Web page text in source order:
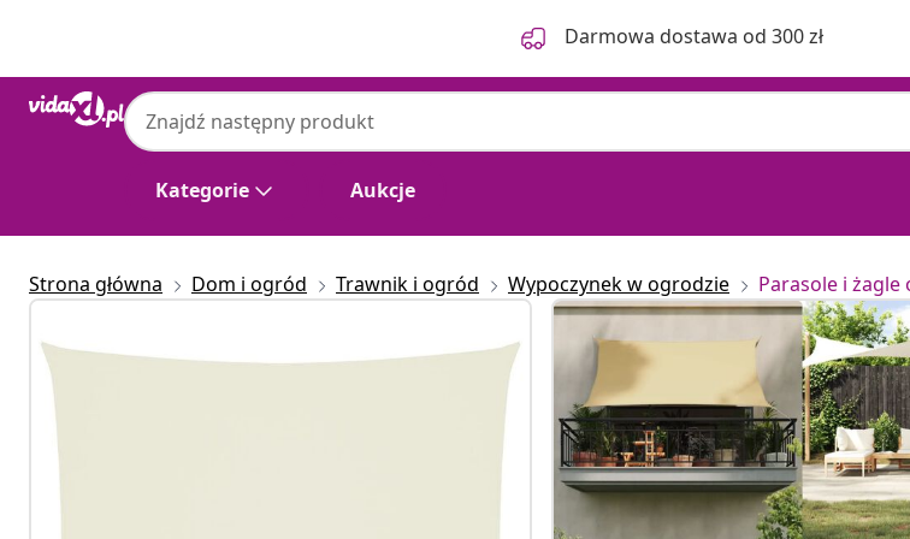
Darmowa dostawa od 300 zł
Kategorie Aukcje
Strona główna Dom i ogród Trawnik i ogród Wypoczynek w ogrodzie Parasole i